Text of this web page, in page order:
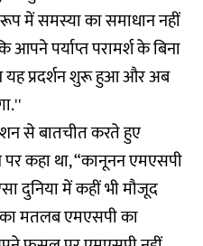
में समस्या का समाधान नहीं
आपने पर्याप्त परामर्श के बिना
यह प्रदर्शन शुरू हुआ और अब
सेबातचीतकरते हुए
कहा था, “कानूनन एमएसपी
दुनिया में कहीं भी मौजूद
मतलब एमएसपी का